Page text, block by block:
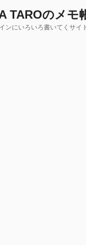
TAROのメモ
ンにいろいろ書いてくサイ